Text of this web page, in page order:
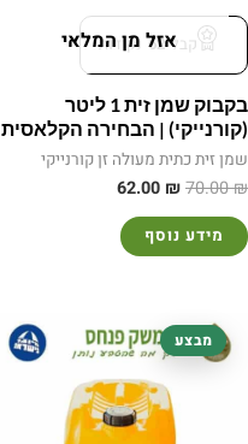
אזל מן המלאיקבל 62 נקודות
בקבוק שמן זית 1 ליטר
(קורנייקי) | הבחירה הקלאסית
שמן זית כתית מעולה זן קורנייקי
70.00₪
62.00 ₪
מידע נוסף
מבצע
המחיר
המקורי
היה:
850.00 ₪.
הנוכחי
הוא:
833.00 ₪.